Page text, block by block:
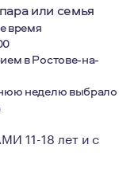
пара или семья
время
в Ростове-на-
неделю выбрало
11-18 лет и с